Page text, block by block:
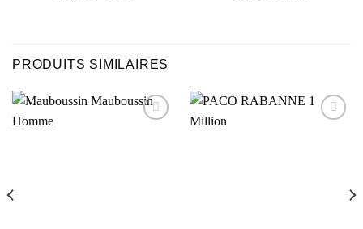
PRODUITS SIMILAIRES